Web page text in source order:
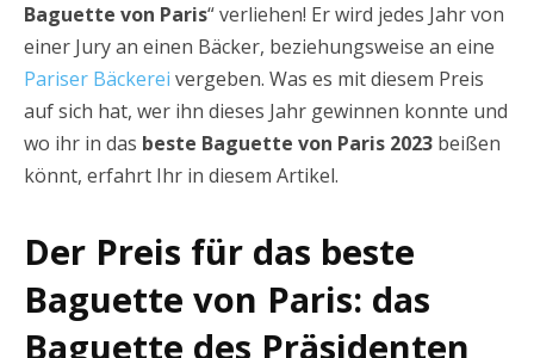
Baguette von Paris“ verliehen! Er wird jedes Jahr von
einer Jury an einen Bäcker, beziehungsweise an eine
Pariser Bäckerei vergeben. Was es mit diesem Preis
auf sich hat, wer ihn dieses Jahr gewinnen konnte und
wo ihr in das beste Baguette von Paris 2023 beißen
könnt, erfahrt Ihr in diesem Artikel.
Der Preis für das beste
Baguette von Paris: das
Baguette des Präsidenten